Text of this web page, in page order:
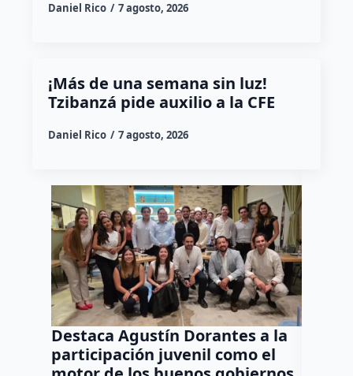
Daniel Rico 7 agosto, 2026
¡Más de una semana sin luz!
Tzibanzá pide auxilio a la CFE
Daniel Rico 7 agosto, 2026
Destaca Agustín Dorantes a la
participación juvenil como el